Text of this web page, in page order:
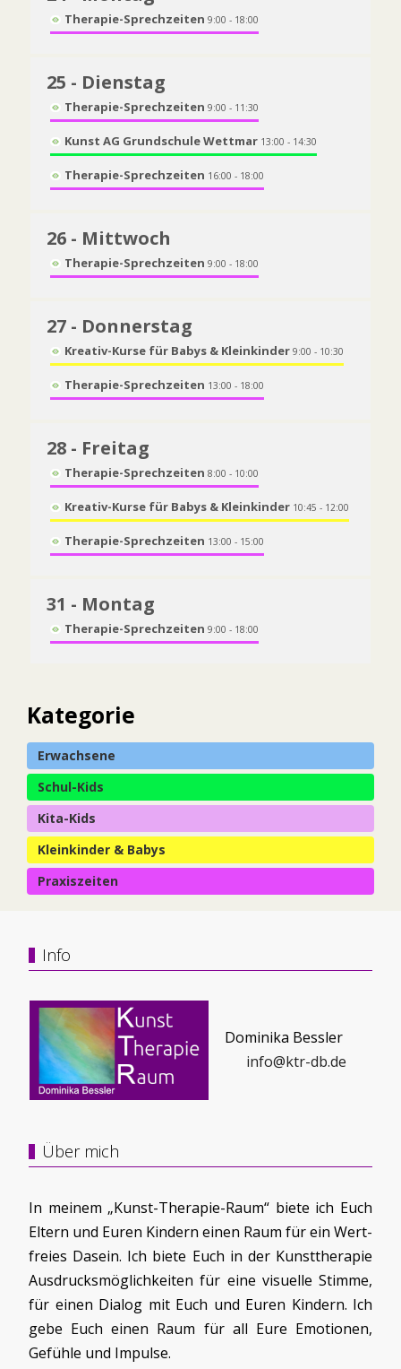
Therapie-Sprechzeiten 9:00 - 18:00
25 - Dienstag
Therapie-Sprechzeiten 9:00 - 11:30
Kunst AG Grundschule Wettmar 13:00 - 14:30
Therapie-Sprechzeiten 16:00 - 18:00
26 - Mittwoch
Therapie-Sprechzeiten 9:00 - 18:00
27 - Donnerstag
Kreativ-Kurse für Babys & Kleinkinder 9:00 - 10:30
Therapie-Sprechzeiten 13:00 - 18:00
28 - Freitag
Therapie-Sprechzeiten 8:00 - 10:00
Kreativ-Kurse für Babys & Kleinkinder 10:45 - 12:00
Therapie-Sprechzeiten 13:00 - 15:00
31 - Montag
Therapie-Sprechzeiten 9:00 - 18:00
Kategorie
Erwachsene
Schul-Kids
Kita-Kids
Kleinkinder & Babys
Praxiszeiten
Info
Dominika Bessler
info@ktr-db.de
Über mich
In meinem „Kunst-Therapie-Raum“ biete ich Euch
Eltern und Euren Kindern einen Raum für ein Wert-
freies Dasein. Ich biete Euch in der Kunsttherapie
Ausdrucksmöglichkeiten für eine visuelle Stimme,
für einen Dialog mit Euch und Euren Kindern. Ich
gebe Euch einen Raum für all Eure Emotionen,
Gefühle und Impulse.